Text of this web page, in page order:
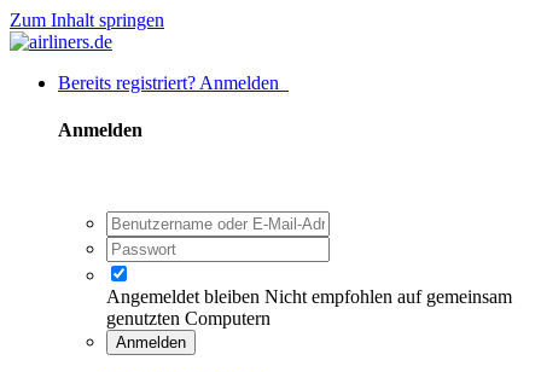
Zum Inhalt springen
Bereits registriert? Anmelden
Anmelden
Angemeldet bleiben Nicht empfohlen auf gemeinsam
genutzten Computern
Anmelden